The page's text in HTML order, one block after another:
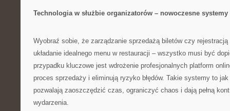
Technologia w służbie organizatorów – nowoczesne
Wyobraź sobie, że zarządzanie sprzedażą biletów czy
układanie idealnego menu w restauracji – wszystko musi być
przypadku kluczowe jest wdrożenie profesjonalnych platform
proces sprzedaży i eliminują ryzyko błędów. Takie systemy to
pozwalają zaoszczędzić czas, ograniczyć chaos i dają pełną
wydarzenia.